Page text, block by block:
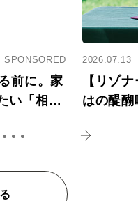
SPONSORED
前に。家
い「相続
2026.07.13
【リゾ
はの醍